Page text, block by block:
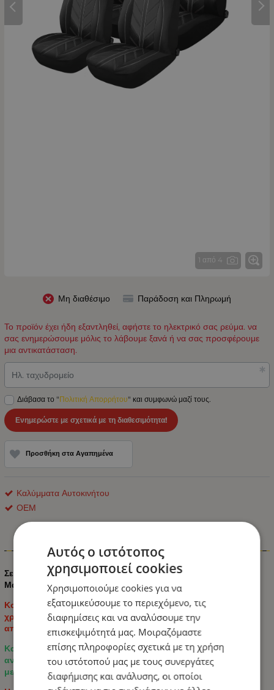
1 από 4
Μη διαθέσιμο Παράδοση και Πληρωμή
Το προϊόν έχει ήδη εξαντληθεί, αφήστε το ηλεκτρικό σας ρεύμα. να
σας ενημερώσουμε μόλις το λάβουμε ξανά ή να σας προσφέρουμε
μια αντικατάσταση.
Ηλ. ταχυδρομείο
Διάβασα το "Πολιτική Απορρήτου" και συμφωνώ μαζί τους.
Ενημερώστε με σχετικά με τη διαθεσιμότητα!
Προσθήκη στα Αγαπημένα
Καλύμματα Αυτοκινήτου
ΟΕΜ
Πληροφορίες
Σετ Καλύμματα Αυτοκινήτου ECO Δέρμα Εμπρός και Πίσω
Μαύρο με Γκρί Ραφή
Κομψό σετ καλυμμάτων καθισμάτων αυτοκινήτου γενικής
χρήσης σε κομψό μαύρο σχέδιο με μοντέρνες λεπτομέρειες
από ανθρακονήματα.
Κατασκευασμένο από υψηλής ποιότητας οικολογικό δέρμα,
ανθεκτικό ύφασμα και αναπνεύσιμο κεντρικό ύφασμα για
μεγαλύτερη άνεση κατά την καθημερινή οδήγηση.
Αυτός ο ιστότοπος
χρησιμοποιεί cookies
Χρησιμοποιούμε cookies για να
εξατομικεύσουμε το περιεχόμενο, τις
διαφημίσεις και να αναλύσουμε την
επισκεψιμότητά μας. Μοιραζόμαστε
επίσης πληροφορίες σχετικά με τη χρήση
του ιστότοπού μας με τους συνεργάτες
διαφήμισης και ανάλυσης, οι οποίοι